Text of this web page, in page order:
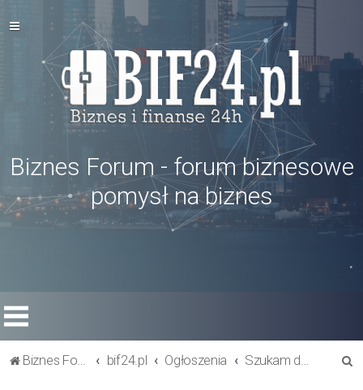
Biznes Forum - forum biznesowe
pomysł na biznes
Biznes Forum bif24.pl Ogłoszenia Szukam dostawcy towaru